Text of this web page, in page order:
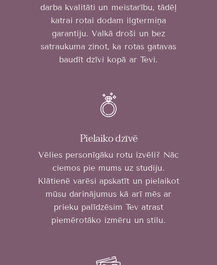
darba kvalitāti un meistarību, tādēļ
katrai rotai dodam ilgtermiņa
garantiju. Valkā droši un bez
satraukuma zinot, ka rotas gatavas
baudīt dzīvi kopā ar Tevi.
Pielaiko dzīvē
Vēlies personīgāku rotu izvēli? Nāc
ciemos pie mums uz studiju.
Klātienē varēsi apskatīt un pielaikot
mūsu darinājumus kā arī mēs ar
prieku palīdzēsim Tev atrast
piemērotāko izmēru un stilu.